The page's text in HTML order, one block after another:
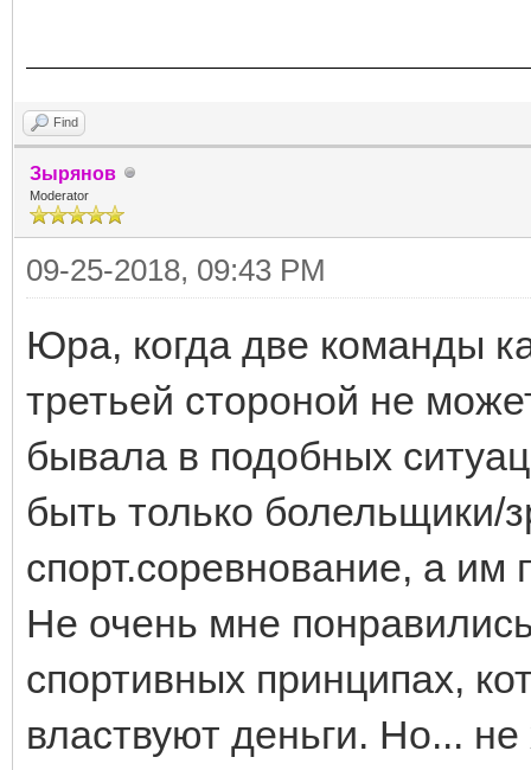
Find
Зырянов
Moderator
09-25-2018, 09:43 PM
Юра, когда две команды
третьей стороной не
бывала в подобных
быть только болельщики/
спорт.соревнование, а им
Не очень мне
спортивных принципах,
властвуют деньги. Но...